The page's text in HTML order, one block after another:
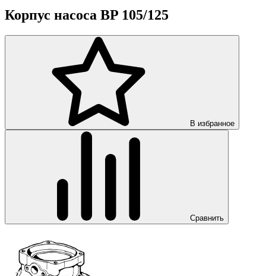
Корпус насоса BP 105/125
В избранное
Сравнить